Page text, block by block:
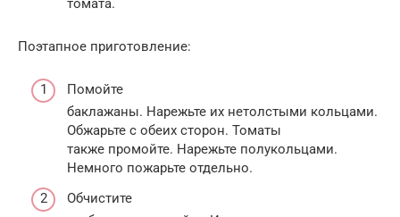
томата.
Поэтапное приготовление:
Помойте
баклажаны. Нарежьте их нетолстыми кольцами.
Обжарьте с обеих сторон. Томаты
также промойте. Нарежьте полукольцами.
Немного пожарьте отдельно.
Обчистите